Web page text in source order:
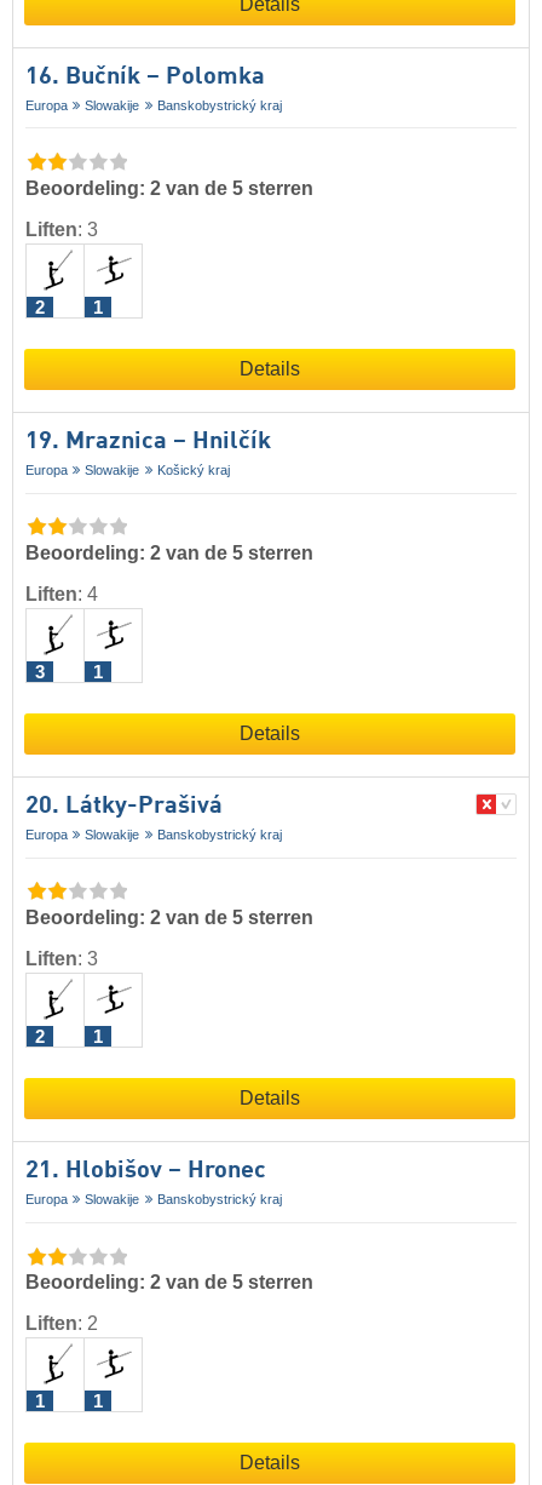
16. Bučník – Polomka
Europa Slowakije Banskobystrický kraj
Beoordeling: 2 van de 5 sterren
Liften: 3
2 1
Details
19. Mraznica – Hnilčík
Europa Slowakije Košický kraj
Beoordeling: 2 van de 5 sterren
Liften: 4
3 1
Details
20. Látky-Prašivá
Europa Slowakije Banskobystrický kraj
Beoordeling: 2 van de 5 sterren
Liften: 3
2 1
Details
21. Hlobišov – Hronec
Europa Slowakije Banskobystrický kraj
Beoordeling: 2 van de 5 sterren
Liften: 2
1 1
Details